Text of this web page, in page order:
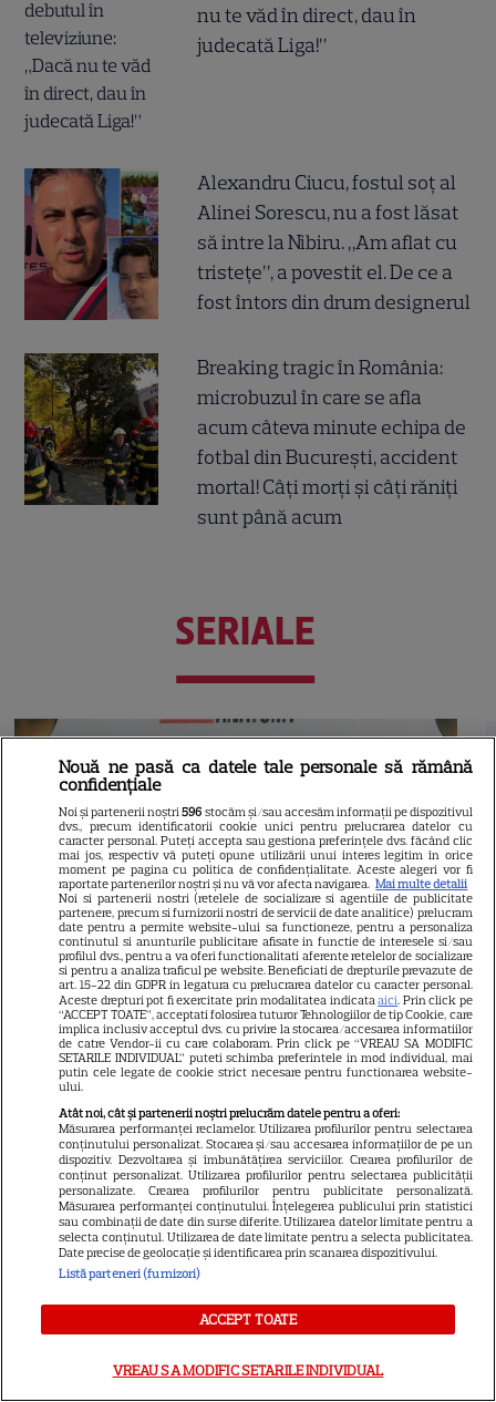
nu te văd în direct, dau în
judecată Liga!”
Alexandru Ciucu, fostul soț al
Alinei Sorescu, nu a fost lăsat
să intre la Nibiru. „Am aflat cu
tristețe”, a povestit el. De ce a
fost întors din drum designerul
Breaking tragic în România:
microbuzul în care se afla
acum câteva minute echipa de
fotbal din București, accident
mortal! Câți morți și câți răniți
sunt până acum
SERIALE
21
SERIALE AMERICANE
Sandra Oh dezvăluie de ce a
plecat din „Anatomia lui Grey”.
Discuția cu Shonda Rhimes
Nouă ne pasă ca datele tale personale să rămână
confidențiale
Noi și partenerii noștri596 stocăm și/sau accesăm informații pe dispozitivul
dvs., precum identificatorii cookie unici pentru prelucrarea datelor cu
caracter personal. Puteți accepta sau gestiona preferințele dvs. făcând clic
mai jos, respectiv vă puteți opune utilizării unui interes legitim în orice
moment pe pagina cu politica de confidențialitate. Aceste alegeri vor fi
raportate partenerilor noștri și nu vă vor afecta navigarea. Mai multe detalii
Noi si partenerii nostri (retelele de socializare si agentiile de publicitate
partenere, precum si furnizorii nostri de servicii de date analitice) prelucram
date pentru a permite website-ului sa functioneze, pentru a personaliza
continutul si anunturile publicitare afisate in functie de interesele si/sau
profilul dvs., pentru a va oferi functionalitati aferente retelelor de socializare
si pentru a analiza traficul pe website. Beneficiati de drepturile prevazute de
art. 15-22 din GDPR in legatura cu prelucrarea datelor cu caracter personal.
Aceste drepturi pot fi exercitate prin modalitatea indicataaici. Prin click pe
“ACCEPT TOATE”, acceptati folosirea tuturor Tehnologiilor de tip Cookie, care
implica inclusiv acceptul dvs. cu privire la stocarea/accesarea informatiilor
de catre Vendor-ii cu care colaboram. Prin click pe “VREAU SA MODIFIC
SETARILE INDIVIDUAL” puteti schimba preferintele in mod individual, mai
putin cele legate de cookie strict necesare pentru functionarea website-
ului.
Atât noi, cât și partenerii noștri prelucrăm datele pentru a oferi:
Măsurarea performanței reclamelor. Utilizarea profilurilor pentru selectarea
conținutului personalizat. Stocarea și/sau accesarea informațiilor de pe un
dispozitiv. Dezvoltarea și îmbunătățirea serviciilor. Crearea profilurilor de
conținut personalizat. Utilizarea profilurilor pentru selectarea publicității
personalizate. Crearea profilurilor pentru publicitate personalizată.
Măsurarea performanței conținutului. Înțelegerea publicului prin statistici
sau combinații de date din surse diferite. Utilizarea datelor limitate pentru a
selecta conținutul. Utilizarea de date limitate pentru a selecta publicitatea.
Date precise de geolocație și identificarea prin scanarea dispozitivului.
Listă parteneri (furnizori)
ACCEPT TOATE
VREAU SA MODIFIC SETARILE INDIVIDUAL